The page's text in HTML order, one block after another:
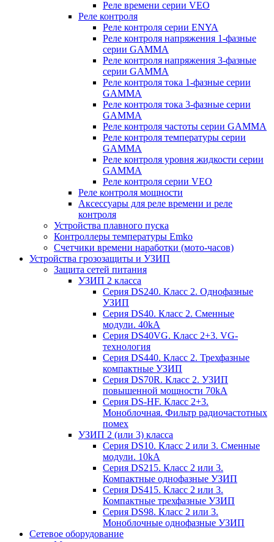
Реле времени серии VEO
Реле контроля
Реле контроля серии ENYA
Реле контроля напряжения 1-фазные
серии GAMMA
Реле контроля напряжения 3-фазные
серии GAMMA
Реле контроля тока 1-фазные серии
GAMMA
Реле контроля тока 3-фазные серии
GAMMA
Реле контроля частоты серии GAMMA
Реле контроля температуры серии
GAMMA
Реле контроля уровня жидкости серии
GAMMA
Реле контроля серии VEO
Реле контроля мощности
Аксессуары для реле времени и реле
контроля
Устройства плавного пуска
Контроллеры температуры Emko
Счетчики времени наработки (мото-часов)
Устройства грозозащиты и УЗИП
Защита сетей питания
УЗИП 2 класса
Серия DS240. Класс 2. Однофазные
УЗИП
Серия DS40. Класс 2. Сменные
модули. 40kA
Серия DS40VG. Класс 2+3. VG-
технология
Серия DS440. Класс 2. Трехфазные
компактные УЗИП
Серия DS70R. Класс 2. УЗИП
повышенной мощности 70kA
Серия DS-HF. Класс 2+3.
Моноблочная. Фильтр радиочастотных
помех
УЗИП 2 (или 3) класса
Серия DS10. Класс 2 или 3. Сменные
модули. 10kA
Серия DS215. Класс 2 или 3.
Компактные однофазные УЗИП
Серия DS415. Класс 2 или 3.
Компактные трехфазные УЗИП
Серия DS98. Класс 2 или 3.
Моноблочные однофазные УЗИП
Сетевое оборудование